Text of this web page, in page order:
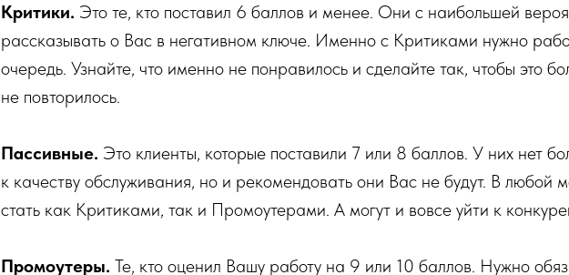
Критики. Это те, кто поставил 6 баллов и менее. Они с наибольшей
рассказывать о Вас в негативном ключе. Именно с Критиками нужно
очередь. Узнайте, что именно не понравилось и сделайте так, чтобы это
не повторилось.
Пассивные. Это клиенты, которые поставили 7 или 8 баллов. У них нет
к качеству обслуживания, но и рекомендовать они Вас не будут. В любой
стать как Критиками, так и Промоутерами. А могут и вовсе уйти к
Промоутеры. Те, кто оценил Вашу работу на 9 или 10 баллов. Нужно